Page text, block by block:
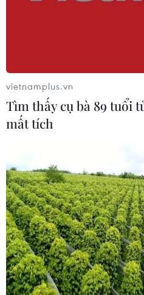
TIN CÙNG CHUYÊN
ASEAN Cup 2026:
tạo bất ngờ trước Việt Nam
Cập nhật
bán kết ASEAN Cup 2026
đấu
10/08/2026 03:08
Truyền thông Hàn Quốc
vietnamplus.vn
Tìm thấy cụ bà 89 tuổi
mất tích